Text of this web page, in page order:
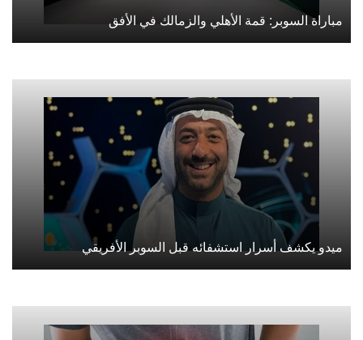
مباراة السوبر: قمة الأهلي والزمالك في الأفق
ميدو يكشف أسرار استشفائه قبل السوبر الأفريقي